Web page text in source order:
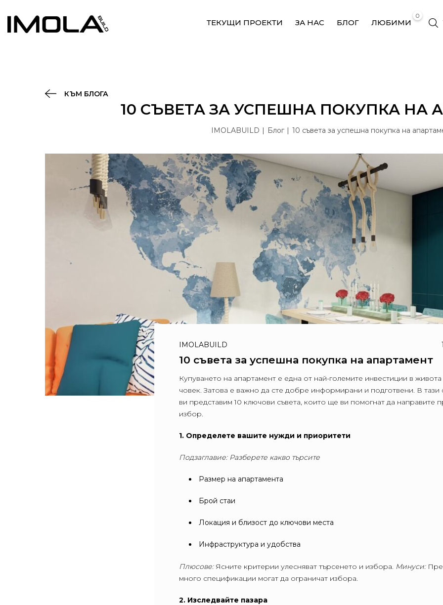
ТЕКУЩИ ПРОЕКТИ ЗА НАС БЛОГ
0
ЛЮБИМИ
КЪМ БЛОГА
10 СЪВЕТА ЗА УСПЕШНА ПОКУПКА НА
IMOLABUILD Блог 10 съвета за успешна покупка на
IMOLABUILD
10 съвета за успешна покупка на апартамент
Купуването на апартамент е една от най-големите инвестиции в живота
човек. Затова е важно да сте добре информирани и подготвени. В тази
ви представим 10 ключови съвета, които ще ви помогнат да направите
избор.
1. Определете вашите нужди и приоритети
Подзаглавие: Разберете какво търсите
Размер на апартамента
Брой стаи
Локация и близост до ключови места
Инфраструктура и удобства
Плюсове:Ясните критерии улесняват търсенето и избора. Минуси:
много спецификации могат да ограничат избора.
2. Изследвайте пазара